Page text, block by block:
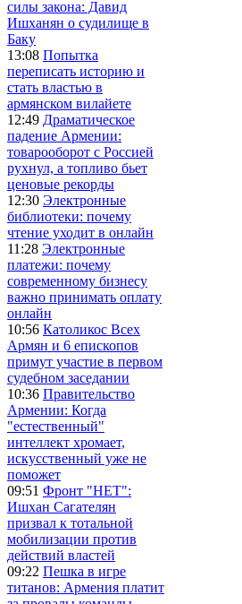
силы закона: Давид
Ишханян о судилище в
Баку
13:08 Попытка
переписать историю и
стать властью в
армянском вилайете
12:49 Драматическое
падение Армении:
товарооборот с Россией
рухнул, а топливо бьет
ценовые рекорды
12:30 Электронные
библиотеки: почему
чтение уходит в онлайн
11:28 Электронные
платежи: почему
современному бизнесу
важно принимать оплату
онлайн
10:56 Католикос Всех
Армян и 6 епископов
примут участие в первом
судебном заседании
10:36 Правительство
Армении: Когда
"естественный"
интеллект хромает,
искусственный уже не
поможет
09:51 Фронт "НЕТ":
Ишхан Сагателян
призвал к тотальной
мобилизации против
действий властей
09:22 Пешка в игре
титанов: Армения платит